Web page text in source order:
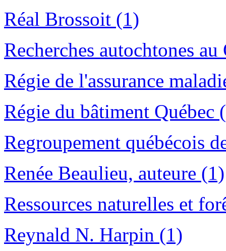
Réal Brossoit (1)
Recherches autochtones
Régie de l'assurance
Régie du bâtiment Québec
Regroupement québécois
Renée Beaulieu, auteure (1)
Ressources naturelles et
Reynald N. Harpin (1)